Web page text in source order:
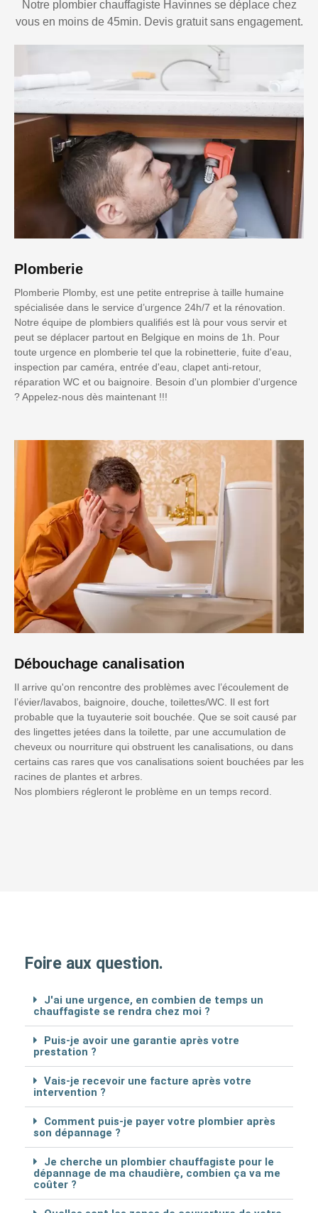
Notre plombier chauffagiste Havinnes se déplace chez
vous en moins de 45min. Devis gratuit sans engagement.
Plomberie
Plomberie Plomby, est une petite entreprise à taille humaine
spécialisée dans le service d’urgence 24h/7 et la rénovation.
Notre équipe de plombiers qualifiés est là pour vous servir et
peut se déplacer partout en Belgique en moins de 1h. Pour
toute urgence en plomberie tel que la robinetterie, fuite d'eau,
inspection par caméra, entrée d'eau, clapet anti-retour,
réparation WC et ou baignoire. Besoin d'un plombier d'urgence
? Appelez-nous dès maintenant !!!
Débouchage canalisation
Il arrive qu'on rencontre des problèmes avec l’écoulement de
l’évier/lavabos, baignoire, douche, toilettes/WC. Il est fort
probable que la tuyauterie soit bouchée. Que se soit causé par
des lingettes jetées dans la toilette, par une accumulation de
cheveux ou nourriture qui obstruent les canalisations, ou dans
certains cas rares que vos canalisations soient bouchées par les
racines de plantes et arbres.
Nos plombiers régleront le problème en un temps record.
Foire aux question.
J'ai une urgence, en combien de temps un
chauffagiste se rendra chez moi ?
Puis-je avoir une garantie après votre
prestation ?
Vais-je recevoir une facture après votre
intervention ?
Comment puis-je payer votre plombier après
son dépannage ?
Je cherche un plombier chauffagiste pour le
dépannage de ma chaudière, combien ça va me
coûter ?